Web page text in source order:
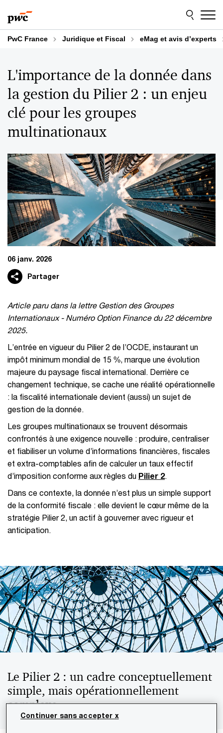
au
contenu
au
pied
dePwC France Juridique et Fiscal eMag et avis d’experts
L'importance de la donnée dans
la gestion du Pilier 2 : un enjeu
clé pour les groupes
multinationaux
06 janv. 2026
Partager
Article paru dans la lettre Gestion des Groupes
Internationaux - Numéro Option Finance du 22 décembre
2025.
L’entrée en vigueur du Pilier 2 de l’OCDE, instaurant un
impôt minimum mondial de 15 %, marque une évolution
majeure du paysage fiscal international. Derrière ce
changement technique, se cache une réalité opérationnelle
: la fiscalité internationale devient (aussi) un sujet de
gestion de la donnée.
Les groupes multinationaux se trouvent désormais
confrontés à une exigence nouvelle : produire, centraliser
et fiabiliser un volume d’informations financières, fiscales
et extra-comptables afin de calculer un taux effectif
d’imposition conforme aux règles du Pilier 2.
Dans ce contexte, la donnée n’est plus un simple support
de la conformité fiscale : elle devient le cœur même de la
stratégie Pilier 2, un actif à gouverner avec rigueur et
anticipation.
Le Pilier 2 : un cadre conceptuellement
simple, mais opérationnellement
complexe
Continuer sans accepter x